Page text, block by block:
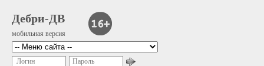
Дебри-ДВ
мобильная версия
Логин Пароль